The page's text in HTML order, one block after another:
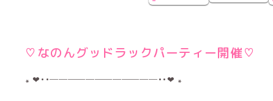
♡なのんグッドラックパーティー開催♡
︎꘎ ❤︎••────────────••❤︎ ꘎